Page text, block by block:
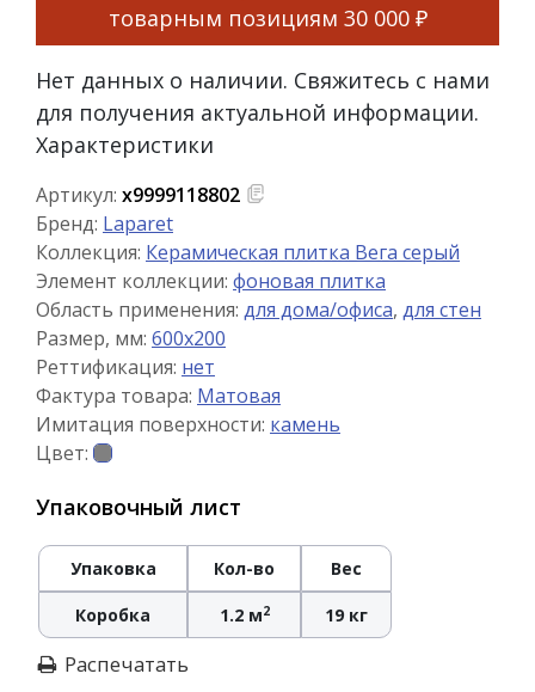
товарным позициям 30 000 ₽
Нет данных о наличии. Свяжитесь с нами
для получения актуальной информации.
Характеристики
Артикул: х9999118802
Бренд: Laparet
Коллекция: Керамическая плитка Вега серый
Элемент коллекции: фоновая плитка
Область применения: для дома/офиса, для стен
Размер, мм: 600x200
Реттификация: нет
Фактура товара: Матовая
Имитация поверхности: камень
Цвет:
Упаковочный лист
Упаковка Кол-во Вес
Коробка 1.2 м2 19 кг
Распечатать